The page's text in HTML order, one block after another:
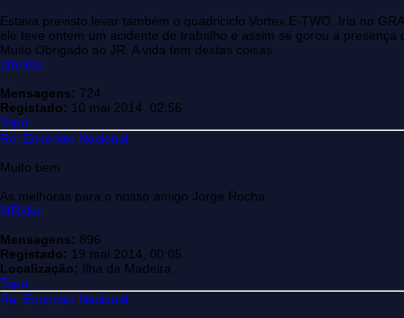
Estava previsto levar também o quadriciclo Vortex E-TWO. Iria no
ele teve ontem um acidente de trabalho e assim se gorou a presença
Muito Obrigado ao JR. A vida tem destas coisas.
afreitas
Mensagens: 724
Registado: 10 mai 2014, 02:56
Topo
Re: Encontro Nacional
Muito bem .
As melhoras para o nosso amigo Jorge Rocha .
MRider
Mensagens: 896
Registado: 19 mai 2014, 00:05
Localização: Ilha da Madeira
Topo
Re: Encontro Nacional